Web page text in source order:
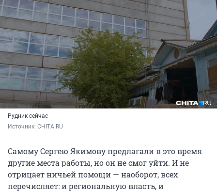
Рудник сейчас
Источник: CHITA.RU
Самому Сергею Якимову предлагали в это время
другие места работы, но он не смог уйти. И не
отрицает ничьей помощи — наоборот, всех
перечисляет: и региональную власть, и